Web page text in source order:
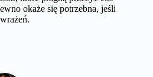
okaże się potrzebna, jeśli